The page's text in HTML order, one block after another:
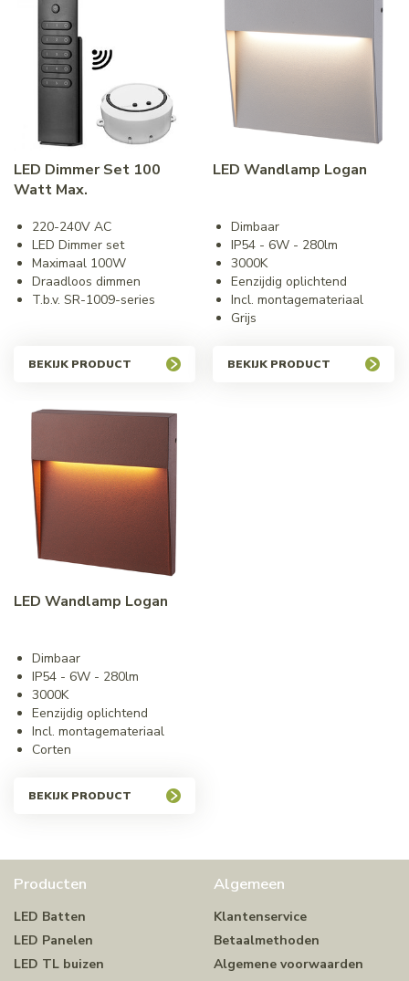
LED Dimmer Set 100
Watt Max.
220-240V AC
LED Dimmer set
Maximaal 100W
Draadloos dimmen
T.b.v. SR-1009-series
BEKIJK PRODUCT
LED Wandlamp Logan
Dimbaar
IP54 - 6W - 280lm
3000K
Eenzijdig oplichtend
Incl. montagemateriaal
Grijs
BEKIJK PRODUCT
LED Wandlamp Logan
Dimbaar
IP54 - 6W - 280lm
3000K
Eenzijdig oplichtend
Incl. montagemateriaal
Corten
BEKIJK PRODUCT
Producten
LED Batten
LED Panelen
LED TL buizen
Algemeen
Klantenservice
Betaalmethoden
Algemene voorwaarden